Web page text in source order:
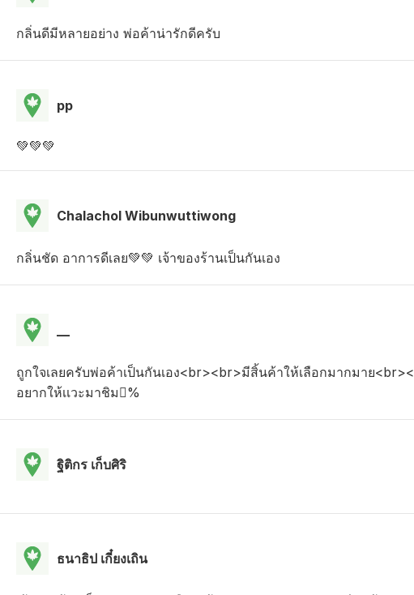
กลิ่นดีมีหลายอย่าง พ่อค้าน่ารักดีครับ
pp
💚💚💚
Chalachol Wibunwuttiwong
กลิ่นชัด อาการดีเลย💚💚 เจ้าของร้านเป็นกันเอง
ถูกใจเลยครับพ่อค้าเป็นกันเอง<br><br>มีสิ้นค้าให้เลือกมากมาย
อยากให้เเวะมาชิม%
ฐิติกร เก็บศิริ
ธนาธิป เกี๋ยงเถิน